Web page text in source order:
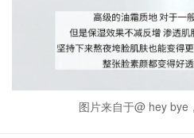
图片来自于@ hey bye